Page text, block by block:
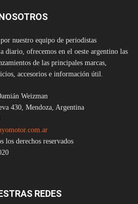
nuestro equipo de periodistas
diario, ofrecemos en el oeste argentino las
de las principales marcas,
accesorios e información útil.
Weizman
430, Mendoza, Argentina
derechos reservados
REDES